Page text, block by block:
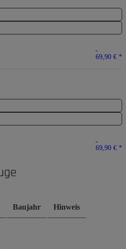
69,90 € *
69,90 € *
Baujahr Hinweis